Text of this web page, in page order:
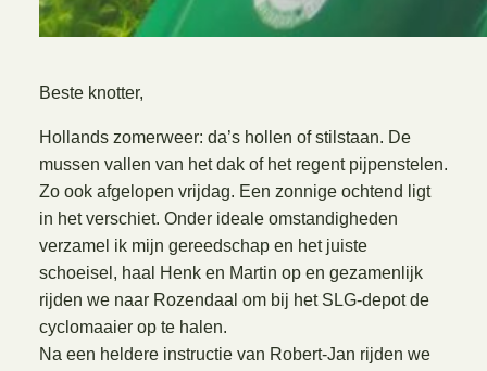
Beste knotter,
Hollands zomerweer: da’s hollen of stilstaan. De
mussen vallen van het dak of het regent pijpenstelen.
Zo ook afgelopen vrijdag. Een zonnige ochtend ligt
in het verschiet. Onder ideale omstandigheden
verzamel ik mijn gereedschap en het juiste
schoeisel, haal Henk en Martin op en gezamenlijk
rijden we naar Rozendaal om bij het SLG-depot de
cyclomaaier op te halen.
Na een heldere instructie van Robert-Jan rijden we